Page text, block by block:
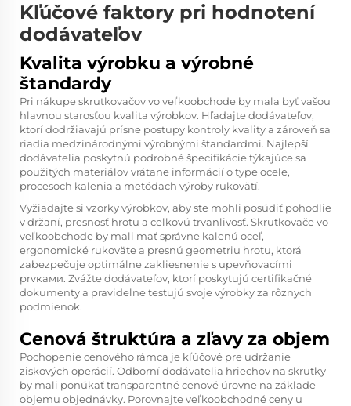
Kľúčové faktory pri hodnotení
dodávateľov
Kvalita výrobku a výrobné
štandardy
Pri nákupe skrutkovačov vo veľkoobchode by mala byť vašou
hlavnou starosťou kvalita výrobkov. Hľadajte dodávateľov,
ktorí dodržiavajú prísne postupy kontroly kvality a zároveň sa
riadia medzinárodnými výrobnými štandardmi. Najlepší
dodávatelia poskytnú podrobné špecifikácie týkajúce sa
použitých materiálov vrátane informácií o type ocele,
procesoch kalenia a metódach výroby rukovätí.
Vyžiadajte si vzorky výrobkov, aby ste mohli posúdiť pohodlie
v držaní, presnosť hrotu a celkovú trvanlivosť. Skrutkovače vo
veľkoobchode by mali mať správne kalenú oceľ,
ergonomické rukoväte a presnú geometriu hrotu, ktorá
zabezpečuje optimálne zakliesnenie s upevňovacími
prvками. Zvážte dodávateľov, ktorí poskytujú certifikačné
dokumenty a pravidelne testujú svoje výrobky za rôznych
podmienok.
Cenová štruktúra a zľavy za objem
Pochopenie cenového rámca je kľúčové pre udržanie
ziskových operácií. Odborní dodávatelia hriechov na skrutky
by mali ponúkať transparentné cenové úrovne na základe
objemu objednávky. Porovnajte veľkoobchodné ceny u